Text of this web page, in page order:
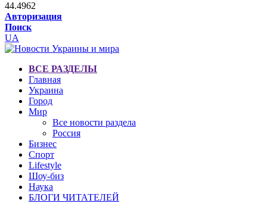
44.4962
Авторизация
Поиск
UA
ВСЕ РАЗДЕЛЫ
Главная
Украина
Город
Мир
Все новости раздела
Россия
Бизнес
Спорт
Lifestyle
Шоу-биз
Наука
БЛОГИ ЧИТАТЕЛЕЙ